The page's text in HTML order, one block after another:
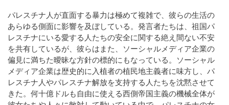
パレスチナ人が直面する暴力は極めて複雑で、彼らの生活の
あらゆる側面に影響を及ぼしている。発言者たちは、祖国パ
レスチナにいる愛する人たちの安全に関する絶え間ない不安
を共有しているが、彼らはまた、ソーシャルメディア企業の
偏見に満ちた曖昧な方針の標的にもなっている。ソーシャル
メディア企業は歴史的に入植者の植民地主義者に味方し、パ
レスチナ人やパレスチナ解放を支持する人たちを沈黙させて
きた。何十億ドルも自由に使える西側帝国主義の機械全体が